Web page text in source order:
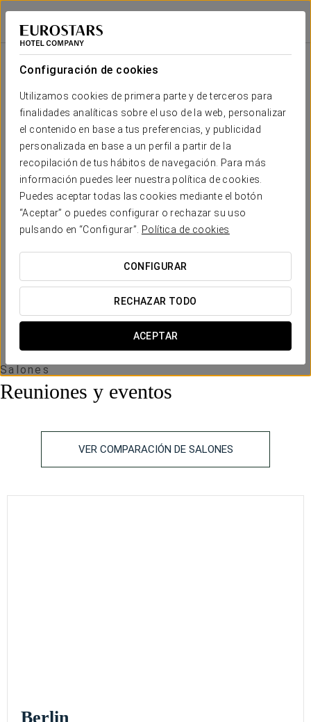
Configuración de cookies
Utilizamos cookies de primera parte y de terceros para
finalidades analíticas sobre el uso de la web, personalizar
el contenido en base a tus preferencias, y publicidad
personalizada en base a un perfil a partir de la
recopilación de tus hábitos de navegación. Para más
información puedes leer nuestra política de cookies.
Puedes aceptar todas las cookies mediante el botón
“Aceptar” o puedes configurar o rechazar su uso
pulsando en “Configurar”.
Política de cookies
CONFIGURAR
RECHAZAR TODO
ACEPTAR
Eurostars Berlin
BERLÍN
Tu evento en
SOLICITAR PRESUPUESTO
Salones
Reuniones y eventos
VER COMPARACIÓN DE SALONES
Sala
U
Berlin
75 m
altura
50 60 30 22 24 74
Barcelona
130 m
x m
altura
70 80 60 45 16 122
Franziskaner
250 m
2
x m
140 200 120 70 28
110 m2
altura
Berlin